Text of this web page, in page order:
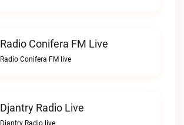
Radio Conifera FM Live
Radio Conifera FM live
Djantry Radio Live
Djantry Radio live